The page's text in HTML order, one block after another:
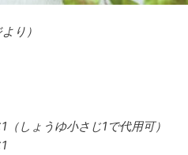
り）
しょうゆ小さじ1で代用可）